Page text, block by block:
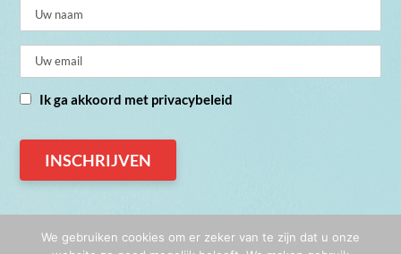
Ik ga akkoord met privacybeleid
We gebruiken cookies om er zeker van te zijn dat u onze